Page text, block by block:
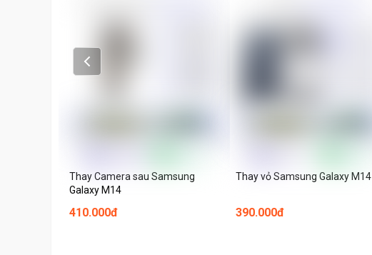
Thay Camera sau Samsung
Galaxy M14
410.000đ
Thay vỏ Samsung Galaxy M14
390.000đ
Prev